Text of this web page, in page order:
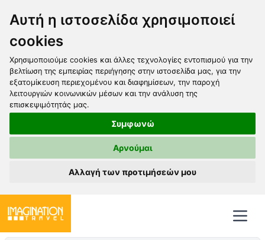
Αυτή η ιστοσελίδα χρησιμοποιεί
cookies
Χρησιμοποιούμε cookies και άλλες τεχνολογίες εντοπισμού για την
βελτίωση της εμπειρίας περιήγησης στην ιστοσελίδα μας, για την
εξατομίκευση περιεχομένου και διαφημίσεων, την παροχή
λειτουργιών κοινωνικών μέσων και την ανάλυση της
επισκεψιμότητάς μας.
Συμφωνώ
Αρνούμαι
Αλλαγή των προτιμήσεών μου